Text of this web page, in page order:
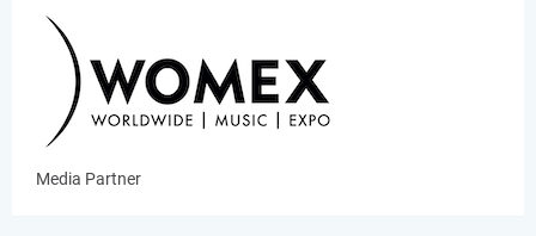
Media Partner